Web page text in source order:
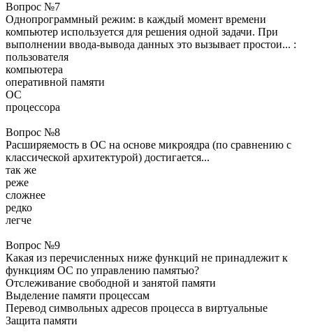
Вопрос №7
Однопрограммный режим: в каждый момент времени
компьютер используется для решения одной задачи. При
выполнении ввода-вывода данных это вызывает простои... :
пользователя
компьютера
оперативной памяти
ОС
процессора
Вопрос №8
Расширяемость в ОС на основе микроядра (по сравнению с
классической архитектурой) достигается...
так же
реже
сложнее
редко
легче
Вопрос №9
Какая из перечисленных ниже функций не принадлежит к
функциям ОС по управлению памятью?
Отслеживание свободной и занятой памяти
Выделение памяти процессам
Перевод символьных адресов процесса в виртуальные
Защита памяти